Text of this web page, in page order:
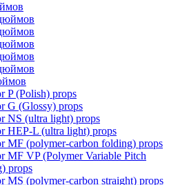
P (Polish) props
G (Glossy) props
NS (ultra light) props
HEP-L (ultra light) props
MF (polymer-carbon folding) props
MF VP (Polymer Variable Pitch
props
MS (polymer-carbon straight) props